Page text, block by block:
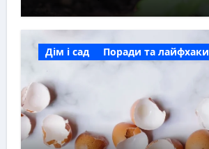
Дім і сад Поради та лайфхаки